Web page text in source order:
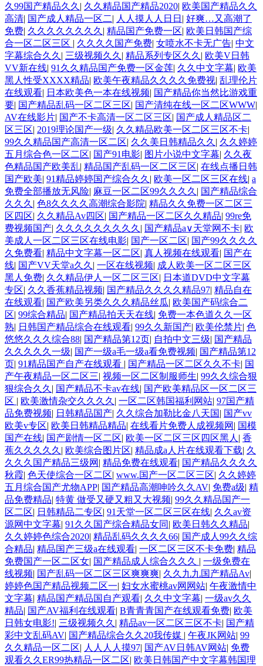
久99国产精品久久 | 久久精品国产精品2020| 欧美国产精品久久
高清| 国产成人精品一区二| 人人摸人人日日 | 好爽…又高潮了
免费| 久久久久久久久久 | 精品国产免费一区| 欧美日韩国产综
合一区二区三区 | 久久久久国产免费| 女喷水不卡无广告| 中文
字幕综合久久 | 三级视频久久 | 精品系列专区久久 | 欧美V日韩
VV新在线| 91久久精品国产免费一区金莲| 久久中文字幕| 欧美
黑人性受XXXX精品| 欧美午夜精品久久久久免费视| 乱理伦片
在线观看| 日本欧美色一本在线视频| 国产精品你当然比游戏重
要| 国产精品乱码一区二区三区| 国产清纯在线一区二区WWW|
AV在线影片| 国产不卡高清一区二区三区| 国产成人精品区二
区三区| 2019理论国产一级| 久久精品欧美一区二区三区不卡|
99久久精品国产高清一区二区| 久久美日韩精品久久 | 久久婷婷
五月综合色一区二区| 国产91电影| 图片小说中文字幕| 久久夜
色精品国产欧美乱| 精品国产乱码一区二区三区| 在线点播日韩
国产欧美| 91精品婷婷国产综合久久 | 欧美一区二区三区在线| a
免费全部播放无风险| 麻豆一区二区99久久久久 | 国产精品综合
久久久 | 色8久久久久高潮综合影院| 精品久久免费一区二区三
区四区| 久久精品Av四区| 国产精品一区二区久久精品| 99re免
费视频国产| 久久久久久久久久久 | 国产精品а∨天堂网不卡| 欧
美成人一区二区三区在线电影| 国产一区二区| 国产99久久久久
久免费看| 精品中文字幕一区二区| 真人视频在线观看| 国产在
线| 国产VV天堂a久久 | 一区在线视频| 成人欧美一区二区三区
黑人免费| 久久精品伊人一区二区三区| 日本道DVD中文字幕
专区| 久久香蕉精品视频| 国产精品久久久久精品97| 精品自在
在线观看| 国产欧美另类久久久精品丝瓜| 欧美国产码综合二
区| 99综合精品| 国产精品拍天天在线| 免费一本色道久久一区
熟| 日韩国产精品综合在线观看| 99久久新国产| 欧美伦禁片| 色
悠悠久久久综合88| 国产精品第12页| 自拍中文三级| 国产精品
久久久久久一级| 国产一级a毛一级a看免费视频| 国产精品第12
页| 91精品国产自产在线观看 | 国产精品一区二区久久不卡| 国
产午夜精品一区二区三| 视频一区二区制服师生| 99久久综合狠
狠综合久久 | 国产精品不卡av在线| 国产欧美精品区一区二区三
区 | 欧美激情杂交久久久久 | 一区二区韩国福利网站| 97国产精
品免费视频| 日韩精品国产| 久久综合加勒比金八天国| 国产vv
欧美v专区| 欧美日韩精品精品| 在线看片免费人成视频网 | 国模
国产在线| 国产剧情一区二区| 欧美一区二区三区四区黑人 | 香
蕉久久久久久 | 欧美综合图片区| 精品成a人片在线观看下载| 久
久久久国产精品三级网 | 精品免费在线观看| 国产精品久久久久
秋霞| 色天使综合一区二区| www.国产一区二区三区| 久久婷婷
五月综合国产尤物APP| 国产精品高潮呻吟久久AV| 免费a级| 精
品免费精品| 特黄 做受又硬又粗又大视频| 99久久精品国产一
区二区| 日韩精品二专区| 91天堂一区二区三区在线| 久久av资
源网中文字幕| 91久久国产综合精品女同 | 欧美日韩久久精品|
久久婷婷色综合2020| 精品乱码久久久久66| 国产成人99久久综
合精品| 精品国产三级a在线观看| 一区二区三区不卡免费| 精品
免费国产一区二区女| 国产精品成人综合久久久 | 一级免费在
线视频| 国产乱码一区二区三区爽爽爽| 久久九九国产精品Av|
婷婷色国产精品视频二区一| 妇女水蜜桃av网网站| 午夜激情中
文字幕| 精品国产精品国自产观看| 久久中文字幕| 一级av久久
精品| 国产AV福利在线观看| B青青青国产在线观看免费| 欧美
日韩女电影!| 三级视频久久 | 精品av一区二区三区不卡| 国产精
彩中文乱码AV| 国产精品综合久久20我传媒 | 午夜JK网站| 99
久久精品一区二区| 人人人人摸97| 国产AV日韩AV网站| 免费
观看久久ER99热精品一区二区| 欧美日韩国产中文字幕韩国理